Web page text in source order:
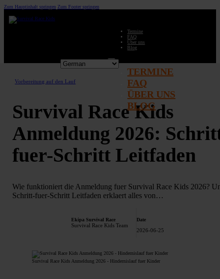
Zum Hauptinhalt springen Zum Footer springen
Termine
FAQ
Über uns
Blog
TERMINE
FAQ
ÜBER UNS
BLOG
Vorbereitung auf den Lauf
Survival Race Kids
Anmeldung 2026:
fuer-Schritt Leitfaden
Wie funktioniert die Anmeldung fuer Survival Race Kids 2026?
Schritt-fuer-Schritt Leitfaden erklaert alles von…
Ekipa Survival Race
Survival Race Kids Team
Date
2026-06-25
Survival Race Kids Anmeldung 2026 - Hindernislauf fuer Kinder